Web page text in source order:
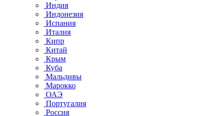
Индия
Индонезия
Испания
Италия
Кипр
Китай
Крым
Куба
Мальдивы
Марокко
ОАЭ
Португалия
Россия